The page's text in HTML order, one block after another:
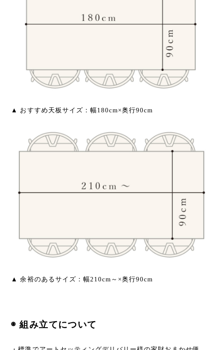
▲ おすすめ天板サイズ：幅180cm×奥行90cm
▲ 余裕のあるサイズ：幅210cm～×奥行90cm
◉ 組み立てについて